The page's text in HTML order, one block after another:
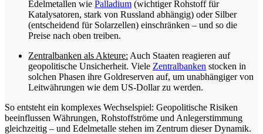
Edelmetallen wie Palladium (wichtiger Rohstoff für
Katalysatoren, stark von Russland abhängig) oder Silber
(entscheidend für Solarzellen) einschränken – und so die
Preise nach oben treiben.
Zentralbanken als Akteure: Auch Staaten reagieren auf
geopolitische Unsicherheit. Viele Zentralbanken stocken in
solchen Phasen ihre Goldreserven auf, um unabhängiger von
Leitwährungen wie dem US-Dollar zu werden.
So entsteht ein komplexes Wechselspiel: Geopolitische Risiken
beeinflussen Währungen, Rohstoffströme und Anlegerstimmung
gleichzeitig – und Edelmetalle stehen im Zentrum dieser Dynamik.